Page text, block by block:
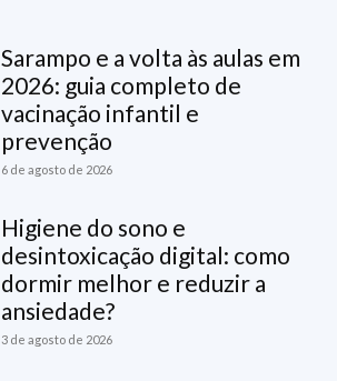
Sarampo e a volta às aulas em
2026: guia completo de
vacinação infantil e
prevenção
6 de agosto de 2026
Higiene do sono e
desintoxicação digital: como
dormir melhor e reduzir a
ansiedade?
3 de agosto de 2026